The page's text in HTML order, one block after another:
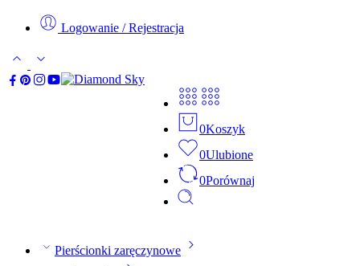
Logowanie / Rejestracja
0Koszyk
0Ulubione
0Porównaj
Pierścionki zaręczynowe